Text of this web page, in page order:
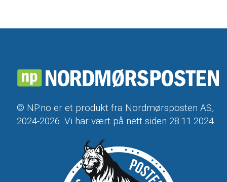
© NP.no er et produkt fra Nordmørsposten AS,
2024-2026. Vi har vært på nett siden 28.11.2024.